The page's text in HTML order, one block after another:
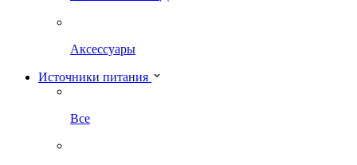
Аксессуары
Источники питания
Все